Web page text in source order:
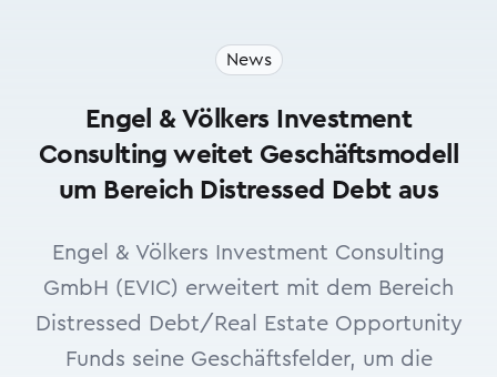
News
Engel & Völkers Investment
Consulting weitet Geschäftsmodell
um Bereich Distressed Debt aus
Engel & Völkers Investment Consulting
GmbH (EVIC) erweitert mit dem Bereich
Distressed Debt/Real Estate Opportunity
Funds seine Geschäftsfelder, um die